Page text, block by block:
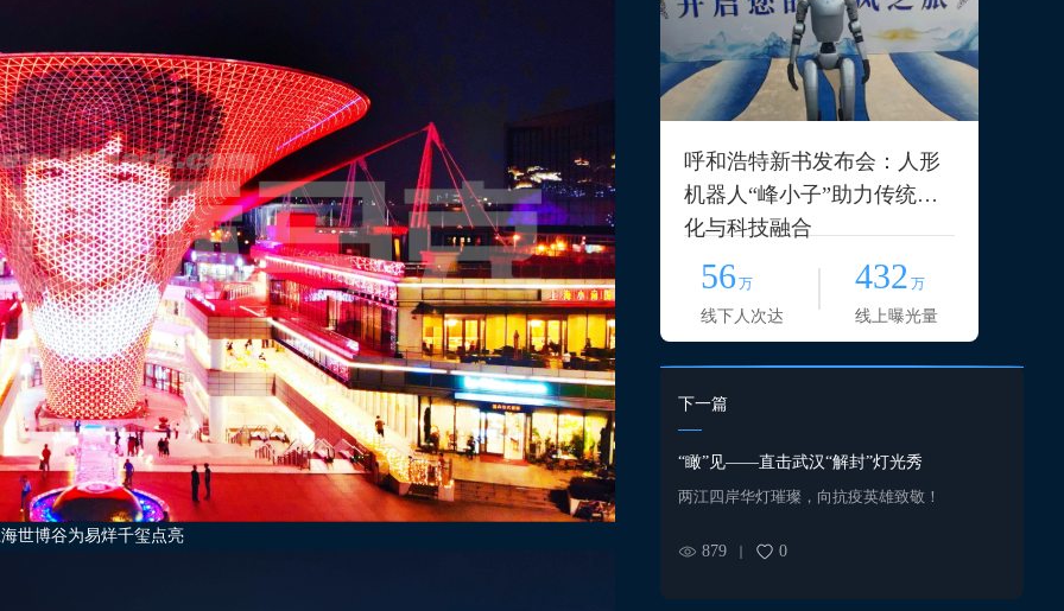
世博谷为易烊千玺点亮
呼和浩特新书发布会：人形
机器人“峰小子”助力传统文
化与科技融合
56 万
线下人次达
432 万
线上曝光量
下一篇
“瞰”见——直击武汉“解封”灯光秀
两江四岸华灯璀璨，向抗疫英雄致敬！
879 0